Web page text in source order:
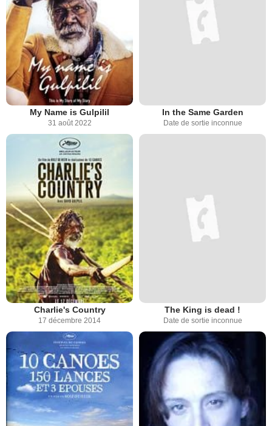
My Name is Gulpilil
31 août 2022
In the Same Garden
Date de sortie inconnue
Charlie's Country
17 décembre 2014
The King is dead !
Date de sortie inconnue